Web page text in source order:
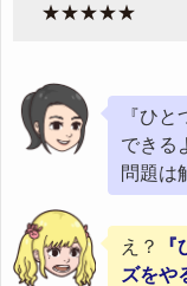
★★★★★
『ひ
できる
問題は
え？
ズをや